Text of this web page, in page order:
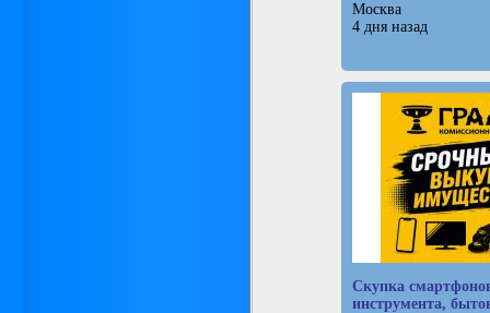
Москва
4 дня назад
Скупка
инструмента,